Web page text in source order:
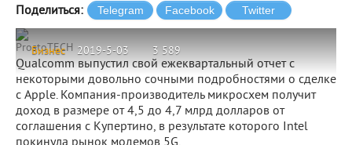
Поделиться:
Бизнес 2019-5-03 3 589
ProstoTECH
Qualcomm выпустил свой ежеквартальный отчет с
некоторыми довольно сочными подробностями о сделке
с Apple. Компания-производитель микросхем получит
доход в размере от 4,5 до 4,7 млрд долларов от
соглашения с Купертино, в результате которого Intel